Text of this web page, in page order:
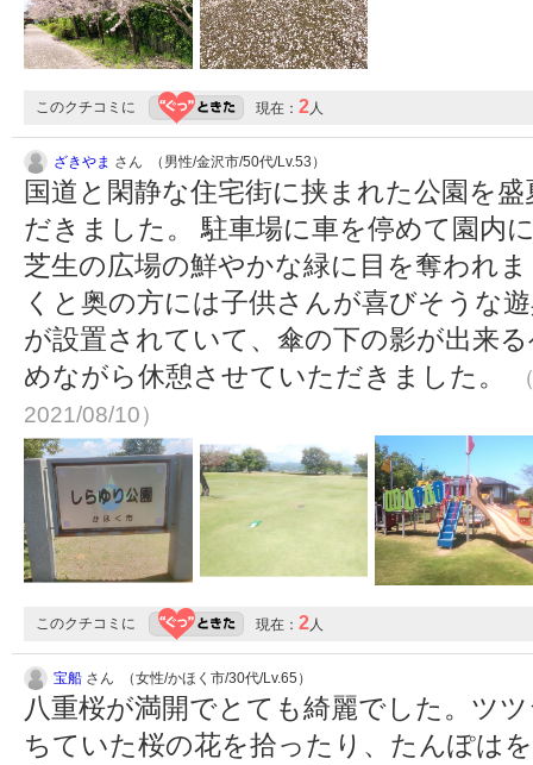
このクチコミに 現在： 2人
ざきやま さん （男性/金沢市/50代/Lv.53）
国道と閑静な住宅街に挟まれた公園を
だきました。 駐車場に車を停めて園内
芝生の広場の鮮やかな緑に目を奪われ
くと奥の方には子供さんが喜びそうな
が設置されていて、傘の下の影が出来
めながら休憩させていただきました。
2021/08/10）
このクチコミに 現在： 2人
宝船 さん （女性/かほく市/30代/Lv.65）
八重桜が満開でとても綺麗でした。ツ
ちていた桜の花を拾ったり、たんぽは